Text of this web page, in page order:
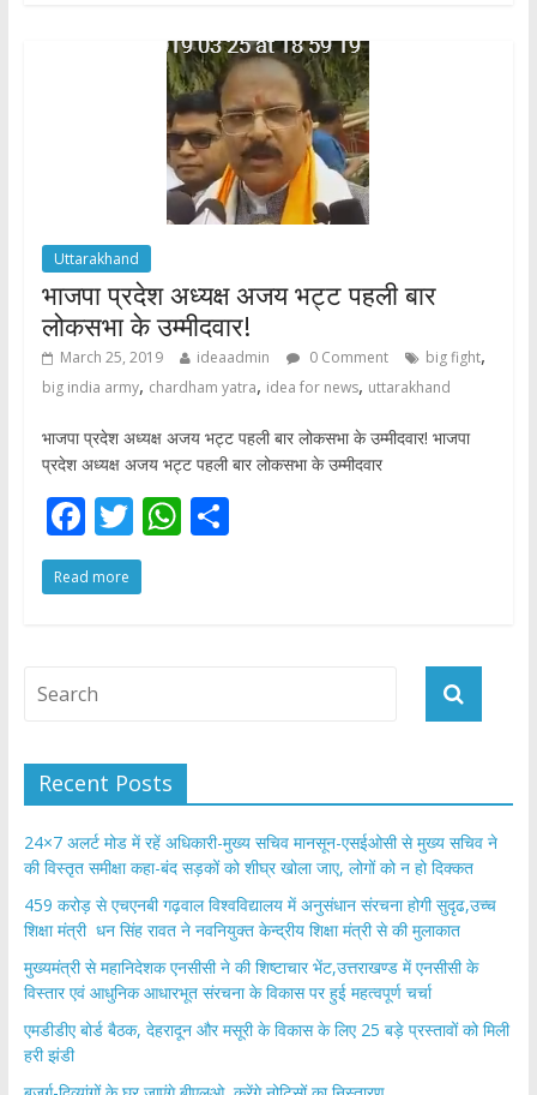
A
p
p
Uttarakhand
भाजपा प्रदेश अध्यक्ष अजय भट्ट पहली बार
लोकसभा के उम्मीदवार!
March 25, 2019 ideaadmin 0 Comment big fight,
big india army, chardham yatra, idea for news, uttarakhand
भाजपा प्रदेश अध्यक्ष अजय भट्ट पहली बार लोकसभा के उम्मीदवार! भाजपा
प्रदेश अध्यक्ष अजय भट्ट पहली बार लोकसभा के उम्मीदवार
F
ac
e
o
T
w
itt
W S
Read more
Recent Posts
24×7 अलर्ट मोड में रहें अधिकारी-मुख्य सचिव मानसून-एसईओसी से मुख्य सचिव ने
की विस्तृत समीक्षा कहा-बंद सड़कों को शीघ्र खोला जाए, लोगों को न हो दिक्कत
459 करोड़ से एचएनबी गढ़वाल विश्वविद्यालय में अनुसंधान संरचना होगी सुदृढ,उच्च
शिक्षा मंत्री धन सिंह रावत ने नवनियुक्त केन्द्रीय शिक्षा मंत्री से की मुलाकात
मुख्यमंत्री से महानिदेशक एनसीसी ने की शिष्टाचार भेंट,उत्तराखण्ड में एनसीसी के
विस्तार एवं आधुनिक आधारभूत संरचना के विकास पर हुई महत्वपूर्ण चर्चा
एमडीडीए बोर्ड बैठक, देहरादून और मसूरी के विकास के लिए 25 बड़े प्रस्तावों को मिली
हरी झंडी